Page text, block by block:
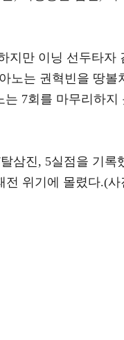
지만 이닝 선두타자
노는 권혁빈을 땅볼
7회를 마무리하지
삼진, 5실점을 기록
전 위기에 몰렸다.(사